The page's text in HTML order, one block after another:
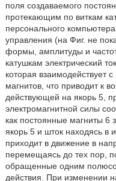
поля создаваемого
протекающим по виткам
персонального
управления (на Фиг. не
формы, амплитуды и
катушкам электрический
которая взаимодействует
магнитов, что приводит к
действующей на якорь 5,
электромагнитной силы
как постоянные магниты 6
якорь 5 и шток находясь в
приходит в движение в
перемещаясь до тех пор,
обращенные одним
действия. При изменении